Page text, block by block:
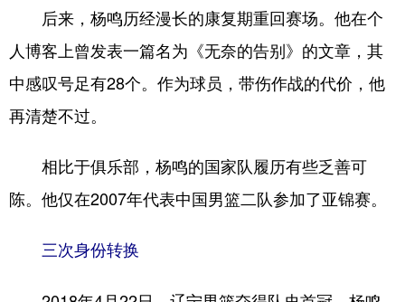
后来，杨鸣历经漫长的康复期重回赛场。他在个
人博客上曾发表一篇名为《无奈的告别》的文章，其
中感叹号足有28个。作为球员，带伤作战的代价，他
再清楚不过。
相比于俱乐部，杨鸣的国家队履历有些乏善可
陈。他仅在2007年代表中国男篮二队参加了亚锦赛。
三次身份转换